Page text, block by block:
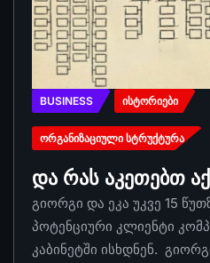
BUSINESS ᲘᲡᲢᲝᲠᲘᲔᲑᲘ
ᲝᲠᲒᲐᲜᲘᲖᲐᲪᲘᲣᲚᲘ ᲡᲢᲠᲣᲥᲢᲣᲠᲐ
და რას აკეთებთ
გიორგი და ეკა უკვე 15
პოტენციური კლიენტი
კაბინეტში ისხდნენ.